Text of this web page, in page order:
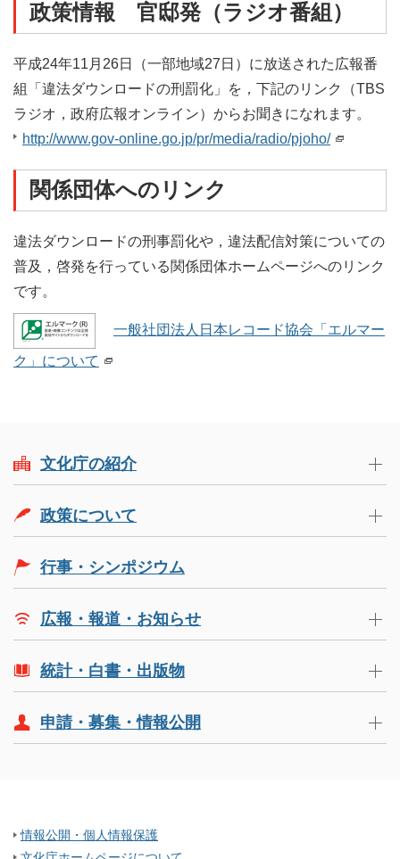
政策情報 官邸発（ラジオ番組）
平成24年11月26日（一部地域27日）に放送された広報番
組「違法ダウンロードの刑罰化」を，下記のリンク（TBS
ラジオ，政府広報オンライン）からお聞きになれます。
http://www.gov-online.go.jp/pr/media/radio/pjoho/
関係団体へのリンク
違法ダウンロードの刑事罰化や，違法配信対策についての
普及，啓発を行っている関係団体ホームページへのリンク
です。
一般社団法人日本レコード協会「エルマー
ク」について
文化庁の紹介
政策について
行事・シンポジウム
広報・報道・お知らせ
統計・白書・出版物
申請・募集・情報公開
情報公開・個人情報保護